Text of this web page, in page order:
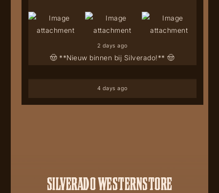
🤠 **Nieuw binnen bij Silverado!** 🤠
2 days ago
4 days ago
SILVERADO WESTERNSTORE